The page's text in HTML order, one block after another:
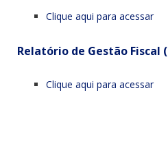
Clique aqui para acessar
Relatório de Gestão Fiscal
Clique aqui para acessar